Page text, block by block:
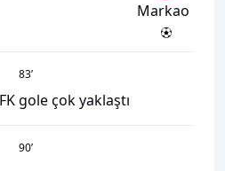
Markao
83’
gole çok yaklaştı
90’